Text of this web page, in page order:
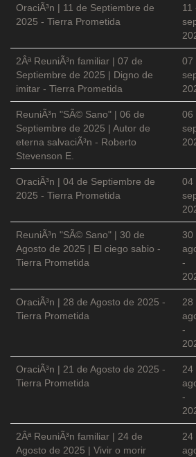
OraciÃ³n | 11 de Septiembre de
2025 - Tierra Prometida
11
2Âª ReuniÃ³n familiar | 07 de
Septiembre de 2025 | Digno de
imitar - Tierra Prometida
07
ReuniÃ³n "SÃ© Sano" | 06 de
Septiembre de 2025 | Autor de
eterna salvaciÃ³n - Roberto
Stevenson E.
06
OraciÃ³n | 04 de Septiembre de
2025 - Tierra Prometida
04
ReuniÃ³n "SÃ© Sano" | 30 de
Agosto de 2025 | El ciego sabio -
Tierra Prometida
30
-
OraciÃ³n | 28 de Agosto de 2025 -
Tierra Prometida
28
-
OraciÃ³n | 21 de Agosto de 2025 -
Tierra Prometida
24
-
2Âª ReuniÃ³n familiar | 24 de
Agosto de 2025 | Vivir o morir
24